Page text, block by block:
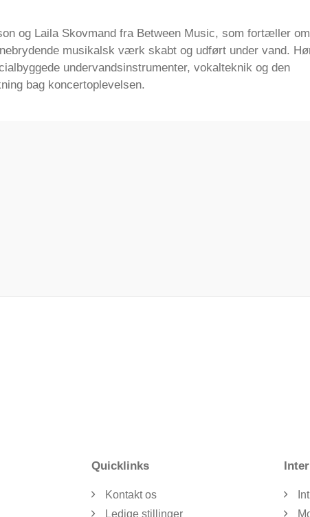
og Laila Skovmand fra Between Music, som fortæller om
musikalsk værk skabt og udført under vand.
undervandsinstrumenter, vokalteknik og den
bag koncertoplevelsen.
Quicklinks
Kontakt os
Ledige stillinger